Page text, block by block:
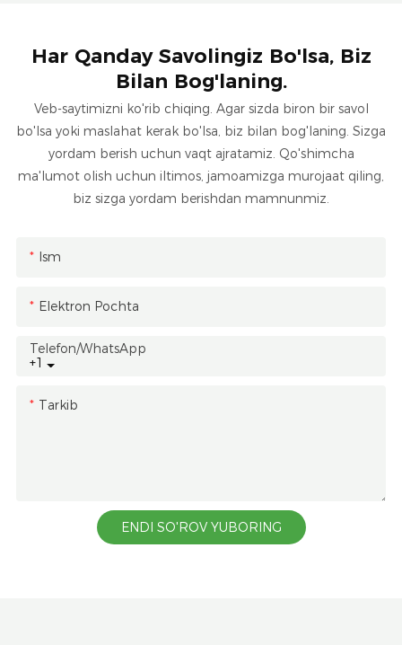
Har Qanday Savolingiz Bo'lsa, Biz
Bilan Bog'laning.
Veb-saytimizni ko'rib chiqing. Agar sizda biron bir savol
bo'lsa yoki maslahat kerak bo'lsa, biz bilan bog'laning. Sizga
yordam berish uchun vaqt ajratamiz. Qo'shimcha
ma'lumot olish uchun iltimos, jamoamizga murojaat qiling,
biz sizga yordam berishdan mamnunmiz.
Ism
Elektron Pochta
+1
Telefon/whatsApp
Tarkib
ENDI SO'ROV YUBORING